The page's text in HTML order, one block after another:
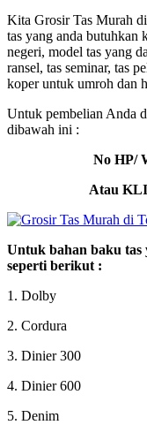
Kita Grosir Tas Murah
tas yang anda butuhkan
negeri, model tas yang
ransel, tas seminar, tas
koper untuk umroh dan
Untuk pembelian Anda
dibawah ini :
No HP/
Atau
Untuk bahan baku tas
seperti berikut :
1. Dolby
2. Cordura
3. Dinier 300
4. Dinier 600
5. Denim